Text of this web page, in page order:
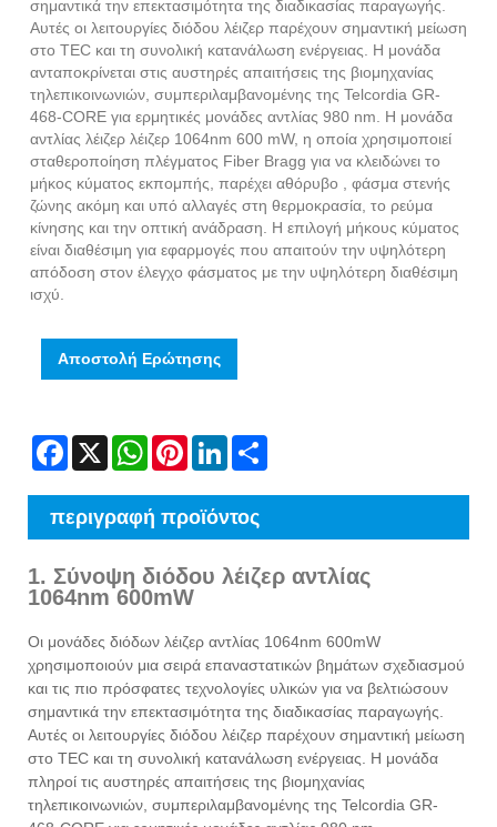
σημαντικά την επεκτασιμότητα της διαδικασίας παραγωγής.
Αυτές οι λειτουργίες διόδου λέιζερ παρέχουν σημαντική μείωση
στο TEC και τη συνολική κατανάλωση ενέργειας. Η μονάδα
ανταποκρίνεται στις αυστηρές απαιτήσεις της βιομηχανίας
τηλεπικοινωνιών, συμπεριλαμβανομένης της Telcordia GR-
468-CORE για ερμητικές μονάδες αντλίας 980 nm. Η μονάδα
αντλίας λέιζερ λέιζερ 1064nm 600 mW, η οποία χρησιμοποιεί
σταθεροποίηση πλέγματος Fiber Bragg για να κλειδώνει το
μήκος κύματος εκπομπής, παρέχει αθόρυβο , φάσμα στενής
ζώνης ακόμη και υπό αλλαγές στη θερμοκρασία, το ρεύμα
κίνησης και την οπτική ανάδραση. Η επιλογή μήκους κύματος
είναι διαθέσιμη για εφαρμογές που απαιτούν την υψηλότερη
απόδοση στον έλεγχο φάσματος με την υψηλότερη διαθέσιμη
ισχύ.
Αποστολή Ερώτησης
Facebook
X WhatsAppPinterestLinkedIn
περιγραφή προϊόντος
1. Σύνοψη διόδου λέιζερ αντλίας
1064nm 600mW
Οι μονάδες διόδων λέιζερ αντλίας 1064nm 600mW
χρησιμοποιούν μια σειρά επαναστατικών βημάτων σχεδιασμού
και τις πιο πρόσφατες τεχνολογίες υλικών για να βελτιώσουν
σημαντικά την επεκτασιμότητα της διαδικασίας παραγωγής.
Αυτές οι λειτουργίες διόδου λέιζερ παρέχουν σημαντική μείωση
στο TEC και τη συνολική κατανάλωση ενέργειας. Η μονάδα
πληροί τις αυστηρές απαιτήσεις της βιομηχανίας
τηλεπικοινωνιών, συμπεριλαμβανομένης της Telcordia GR-